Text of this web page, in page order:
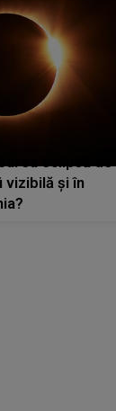
vizibilă și în